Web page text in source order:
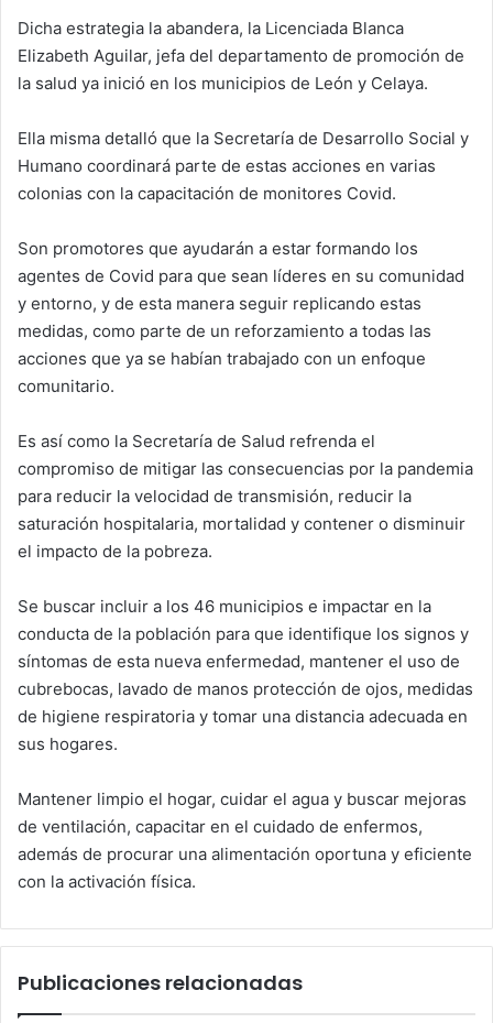
Dicha estrategia la abandera, la Licenciada Blanca
Elizabeth Aguilar, jefa del departamento de promoción de
la salud ya inició en los municipios de León y Celaya.
Ella misma detalló que la Secretaría de Desarrollo Social y
Humano coordinará parte de estas acciones en varias
colonias con la capacitación de monitores Covid.
Son promotores que ayudarán a estar formando los
agentes de Covid para que sean líderes en su comunidad
y entorno, y de esta manera seguir replicando estas
medidas, como parte de un reforzamiento a todas las
acciones que ya se habían trabajado con un enfoque
comunitario.
Es así como la Secretaría de Salud refrenda el
compromiso de mitigar las consecuencias por la pandemia
para reducir la velocidad de transmisión, reducir la
saturación hospitalaria, mortalidad y contener o disminuir
el impacto de la pobreza.
Se buscar incluir a los 46 municipios e impactar en la
conducta de la población para que identifique los signos y
síntomas de esta nueva enfermedad, mantener el uso de
cubrebocas, lavado de manos protección de ojos, medidas
de higiene respiratoria y tomar una distancia adecuada en
sus hogares.
Mantener limpio el hogar, cuidar el agua y buscar mejoras
de ventilación, capacitar en el cuidado de enfermos,
además de procurar una alimentación oportuna y eficiente
con la activación física.
Publicaciones relacionadas